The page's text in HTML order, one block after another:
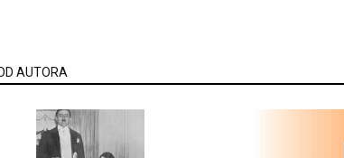
AUTORA